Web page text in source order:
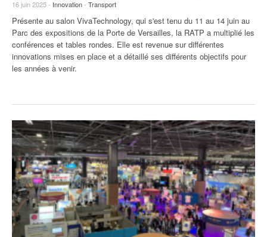
94
95
16 juin 2025 - Innovation- Transport
Présente au salon VivaTechnology, qui s'est tenu du 11 au 14 juin au
Parc des expositions de la Porte de Versailles, la RATP a multiplié les
conférences et tables rondes. Elle est revenue sur différentes
innovations mises en place et a détaillé ses différents objectifs pour
les années à venir.